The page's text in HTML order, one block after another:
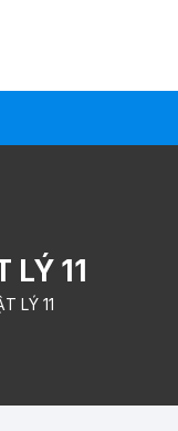
LÝ 11
LÝ 11